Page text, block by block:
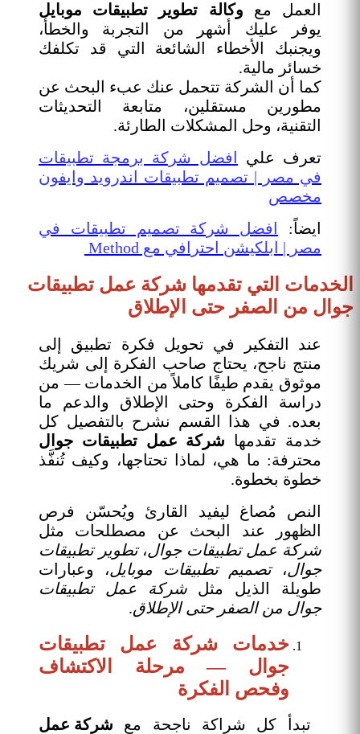
العمل مع وكالة تطوير تطبيقات موبايل
يوفر عليك أشهر من التجربة والخطأ،
ويجنبك الأخطاء الشائعة التي قد تكلفك
خسائر مالية.
كما أن الشركة تتحمل عنك عبء البحث عن
مطورين مستقلين، متابعة التحديثات
التقنية، وحل المشكلات الطارئة.
تعرف علي
افضل شركة برمجة تطبيقات
في مصر | تصميم تطبيقات اندرويد وايفون
مخصص
ايضاً:
افضل شركة تصميم تطبيقات في
مصر | ابلكيشن احترافي مع Method
الخدمات التي تقدمها شركة عمل تطبيقات
جوال من الصفر حتى الإطلاق
عند التفكير في تحويل فكرة تطبيق إلى
منتج ناجح، يحتاج صاحب الفكرة إلى شريك
موثوق يقدم طيفًا كاملاً من الخدمات — من
دراسة الفكرة وحتى الإطلاق والدعم ما
بعده. في هذا القسم نشرح بالتفصيل كل
خدمة تقدمها شركة عمل تطبيقات جوال
محترفة: ما هي، لماذا تحتاجها، وكيف تُنفَّذ
خطوة بخطوة.
النص مُصاغ ليفيد القارئ ويُحسّن فرص
الظهور عند البحث عن مصطلحات مثل
شركة عمل تطبيقات جوال،تطوير تطبيقات
جوال،تصميم تطبيقات موبايل، وعبارات
طويلة الذيل مثلشركة عمل تطبيقات
جوال من الصفر حتى الإطلاق.
خدماتشركة عمل تطبيقات
جوال — مرحلة الاكتشاف
وفحص الفكرة
تبدأ كل شراكة ناجحة مع شركة عمل